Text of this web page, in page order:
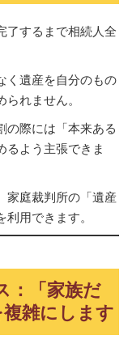
了するまで相続人全
く遺産を自分のもの
れません。
の際には「本来ある
るよう主張できま
家庭裁判所の「遺産
用できます。
：「家族だ
雑にします